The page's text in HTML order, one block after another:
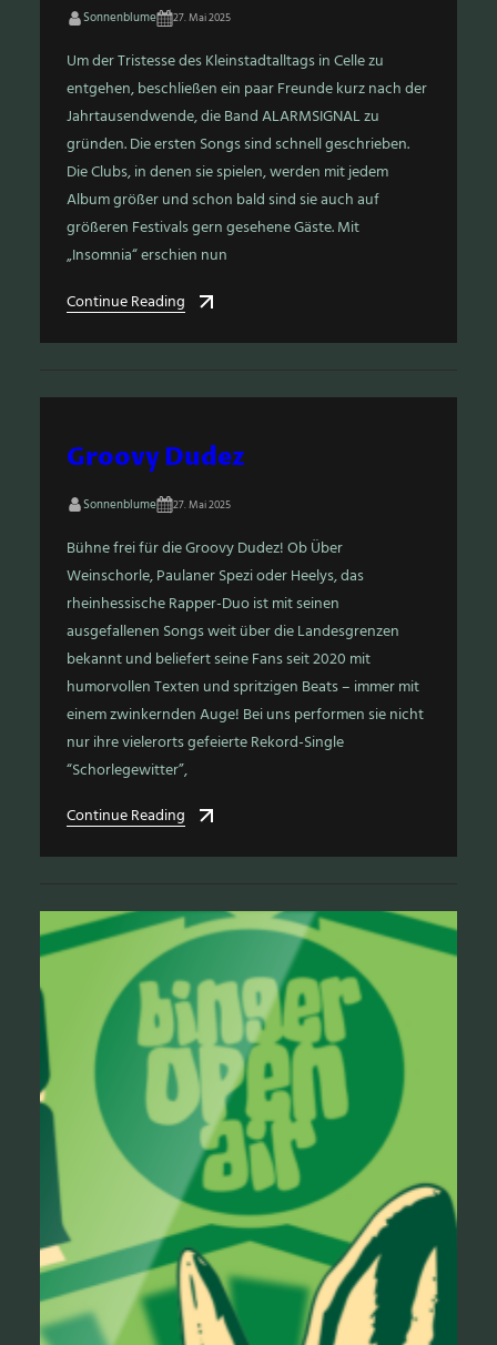
Sonnenblume 27. Mai 2025
Um der Tristesse des Kleinstadtalltags in Celle zu
entgehen, beschließen ein paar Freunde kurz nach der
Jahrtausendwende, die Band ALARMSIGNAL zu
gründen. Die ersten Songs sind schnell geschrieben.
Die Clubs, in denen sie spielen, werden mit jedem
Album größer und schon bald sind sie auch auf
größeren Festivals gern gesehene Gäste. Mit
„Insomnia“ erschien nun
Continue Reading
Groovy Dudez
Sonnenblume 27. Mai 2025
Bühne frei für die Groovy Dudez! Ob Über
Weinschorle, Paulaner Spezi oder Heelys, das
rheinhessische Rapper-Duo ist mit seinen
ausgefallenen Songs weit über die Landesgrenzen
bekannt und beliefert seine Fans seit 2020 mit
humorvollen Texten und spritzigen Beats – immer mit
einem zwinkernden Auge! Bei uns performen sie nicht
nur ihre vielerorts gefeierte Rekord-Single
“Schorlegewitter”,
Continue Reading